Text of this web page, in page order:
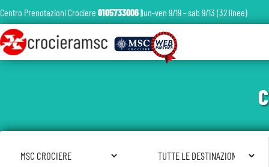
Centro Prenotazioni Crociere 0105733006|lun-ven 9/19 - sab 9/13 (32 linee)